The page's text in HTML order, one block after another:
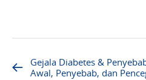
Gejala Diabetes &
Awal, Penyebab, dan